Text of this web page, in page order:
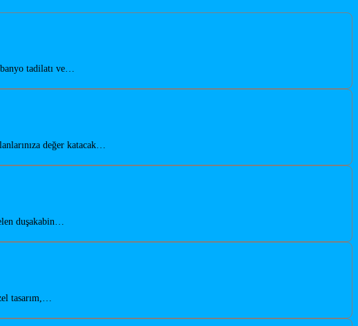
tadilatı ve…
değer katacak…
duşakabin…
tasarım,…